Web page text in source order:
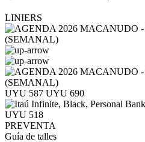
LINIERS
UYU 587 UYU 690
UYU 518
PREVENTA
Guía de talles